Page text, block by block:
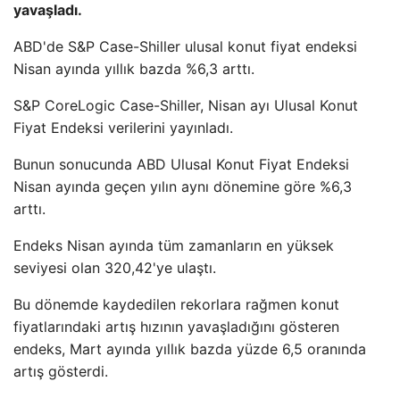
yavaşladı.
ABD'de S&P Case-Shiller ulusal konut fiyat endeksi
Nisan ayında yıllık bazda %6,3 arttı.
S&P CoreLogic Case-Shiller, Nisan ayı Ulusal Konut
Fiyat Endeksi verilerini yayınladı.
Bunun sonucunda ABD Ulusal Konut Fiyat Endeksi
Nisan ayında geçen yılın aynı dönemine göre %6,3
arttı.
Endeks Nisan ayında tüm zamanların en yüksek
seviyesi olan 320,42'ye ulaştı.
Bu dönemde kaydedilen rekorlara rağmen konut
fiyatlarındaki artış hızının yavaşladığını gösteren
endeks, Mart ayında yıllık bazda yüzde 6,5 oranında
artış gösterdi.